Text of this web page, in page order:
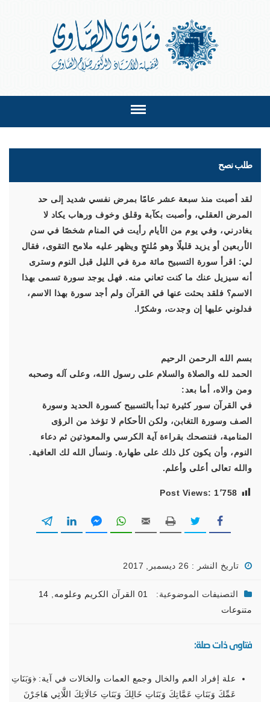
طلب نصح
لقد أصبت منذ سبعة عشر عامًا بمرض نفسي شديد إلى حد
المرض العقلي، وأصبت بكآبة وقلق وخوف ورهاب يكاد لا
يغادرني، وفي يوم من الأيام رأيت في المنام شخصًا في سن
الأربعين أو يزيد قليلًا وهو مُلتحٍ ويظهر عليه ملامح التقوى، فقال
لي: اقرأ سورة التسبيح مائة مرة في الليل قبل النوم وسترى
أنه سيزيل عنك ما كنت تعاني منه. فهل يوجد سورة تسمى بهذا
الاسم؟ فلقد بحثت عنها في القرآن ولم أجد سورة بهذا الاسم،
فدلوني عليها إن وجدت، وشكرًا.
بسم الله الرحمن الرحيم
الحمد لله والصلاة والسلام على رسول الله، وعلى آله وصحبه
ومن والاه، أما بعد:
في القرآن سور كثيرة تبدأ بالتسبيح كسورة الحديد وسورة
الصف وسورة التغابن، ولكن الأحكام لا تؤخذ من الرؤى
المنامية، فننصحك بقراءة آية الكرسي والمعوذتين ثم دعاء
النوم، وأن يكون كل ذلك على طهارة. ونسأل الله لك العافية.
والله تعالى أعلى وأعلم.
Post Views: 1٬758
تاريخ النشر : 26 ديسمبر, 2017
التصنيفات الموضوعية: 01 القرآن الكريم وعلومه
14
متنوعات
فتاوى ذات صلة:
علة إفراد العم والخال وجمع العمات والخالات في آية: ﴿‌وَبَنَاتِ
‌عَمِّكَ وَبَنَاتِ عَمَّاتِكَ وَبَنَاتِ خَالِكَ وَبَنَاتِ خَالَاتِكَ اللَّاتِي هَاجَرْنَ